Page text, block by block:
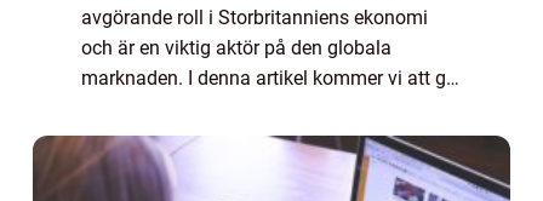
avgörande roll i Storbritanniens ekonomi
och är en viktig aktör på den globala
marknaden. I denna artikel kommer vi att ge
deras olika typer, analysera kvantitativa...